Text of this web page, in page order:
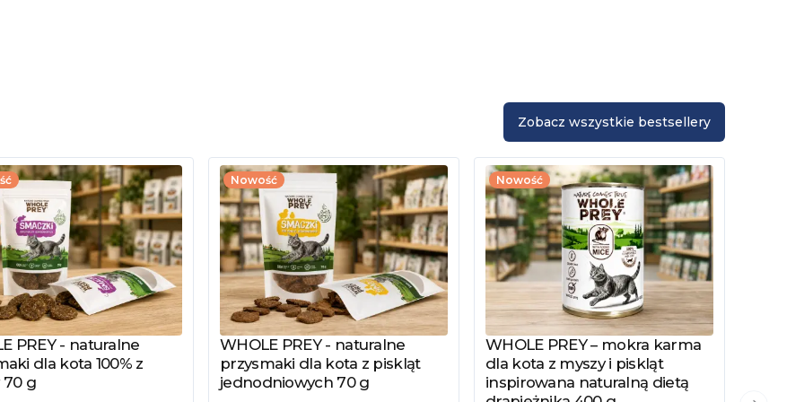
Zobacz wszystkie bestsellery
produkt
PREY - naturalne
dla kota 100% z
70 g
Nowość
Zobacz produkt
WHOLE PREY - naturalne
przysmaki dla kota z piskląt
jednodniowych 70 g
Nowość
Zobacz produkt
WHOLE PREY – mokra karma
dla kota z myszy i piskląt
inspirowana naturalną dietą